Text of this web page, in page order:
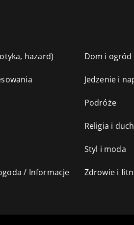
hazard) Dom i ogród
Jedzenie i
Podróże
Religia i
Styl i moda
/ Informacje Zdrowie i